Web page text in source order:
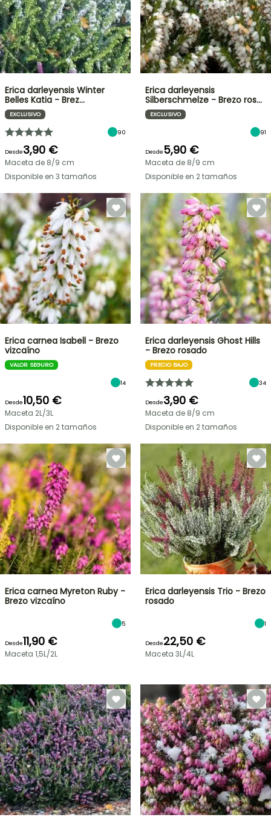
Erica darleyensis Winter
Belles Katia - Brez…
EXCLUSIVO
90
Desde3,90 €
Maceta de 8/9 cm
Disponible en 3 tamaños
Erica darleyensis
Silberschmelze - Brezo ros…
EXCLUSIVO
91
Desde5,90 €
Maceta de 8/9 cm
Disponible en 2 tamaños
Erica carnea Isabell - Brezo
vizcaíno
VALOR SEGURO
14
Desde10,50 €
Maceta 2L/3L
Disponible en 2 tamaños
Erica darleyensis Ghost Hills
- Brezo rosado
PRECIO BAJO
34
Desde3,90 €
Maceta de 8/9 cm
Disponible en 2 tamaños
Erica carnea Myreton Ruby -
Brezo vizcaíno
5
Desde11,90 €
Maceta 1,5L/2L
Erica darleyensis Trio - Brezo
rosado
1
Desde22,50 €
Maceta 3L/4L